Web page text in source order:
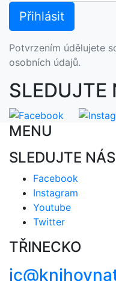
Potvrzením údělujete
osobních údajů.
SLEDUJTE
MENU
SLEDUJTE NÁS
Facebook
Instagram
Youtube
Twitter
TŘINECKO